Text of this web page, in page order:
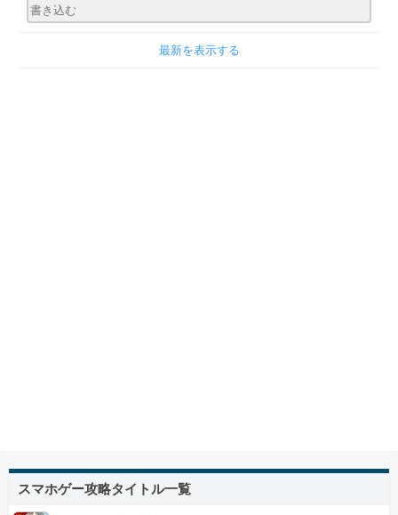
最新を表示する
スマホゲー攻略タイトル一覧